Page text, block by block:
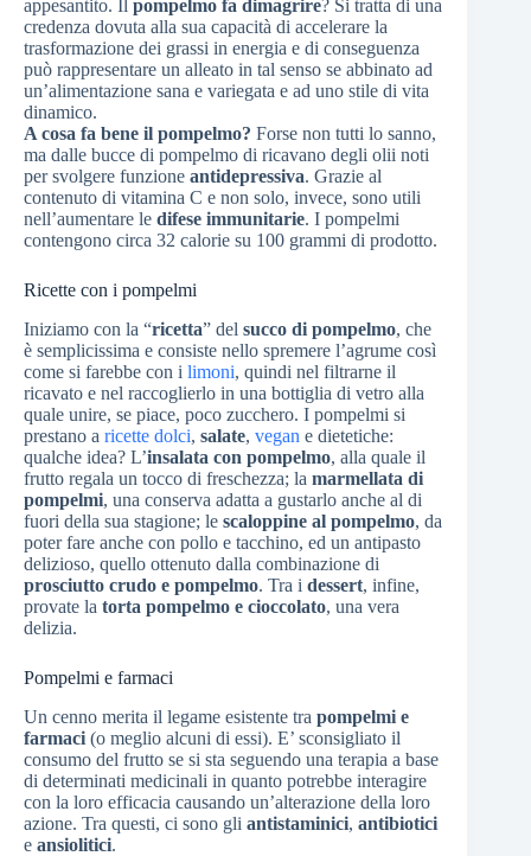
appesantito. Il pompelmo fa dimagrire? Si tratta di una
credenza dovuta alla sua capacità di accelerare la
trasformazione dei grassi in energia e di conseguenza
può rappresentare un alleato in tal senso se abbinato ad
un’alimentazione sana e variegata e ad uno stile di vita
dinamico.
A cosa fa bene il pompelmo? Forse non tutti lo sanno,
ma dalle bucce di pompelmo di ricavano degli olii noti
per svolgere funzione antidepressiva. Grazie al
contenuto di vitamina C e non solo, invece, sono utili
nell’aumentare le difese immunitarie. I pompelmi
contengono circa 32 calorie su 100 grammi di prodotto.
Ricette con i pompelmi
Iniziamo con la “ricetta” del succo di pompelmo, che
è semplicissima e consiste nello spremere l’agrume così
come si farebbe con i limoni, quindi nel filtrarne il
ricavato e nel raccoglierlo in una bottiglia di vetro alla
quale unire, se piace, poco zucchero. I pompelmi si
prestano a ricette dolci, salate, vegan e dietetiche:
qualche idea? L’insalata con pompelmo, alla quale il
frutto regala un tocco di freschezza; la marmellata di
pompelmi, una conserva adatta a gustarlo anche al di
fuori della sua stagione; le scaloppine al pompelmo, da
poter fare anche con pollo e tacchino, ed un antipasto
delizioso, quello ottenuto dalla combinazione di
prosciutto crudo e pompelmo. Tra i dessert, infine,
provate la torta pompelmo e cioccolato, una vera
delizia.
Pompelmi e farmaci
Un cenno merita il legame esistente tra pompelmi e
farmaci (o meglio alcuni di essi). E’ sconsigliato il
consumo del frutto se si sta seguendo una terapia a base
di determinati medicinali in quanto potrebbe interagire
con la loro efficacia causando un’alterazione della loro
azione. Tra questi, ci sono gli antistaminici, antibiotici
e ansiolitici.